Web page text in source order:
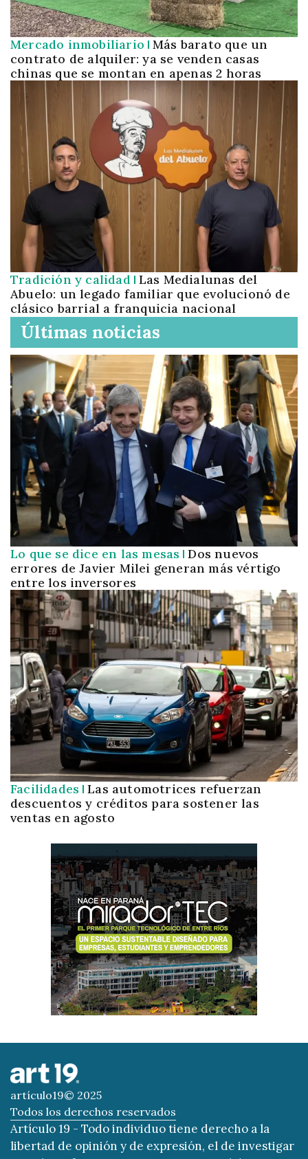
Mercado inmobiliario Más barato que un
contrato de alquiler: ya se venden casas
chinas que se montan en apenas 2 horas
Tradición y calidad Las Medialunas del
Abuelo: un legado familiar que evolucionó de
clásico barrial a franquicia nacional
Últimas noticias
Lo que se dice en las mesas Dos nuevos
errores de Javier Milei generan más vértigo
entre los inversores
Facilidades Las automotrices refuerzan
descuentos y créditos para sostener las
ventas en agosto
artículo19© 2025
Todos los derechos reservados
Artículo 19 - Todo individuo tiene derecho a la
libertad de opinión y de expresión, el de investigar